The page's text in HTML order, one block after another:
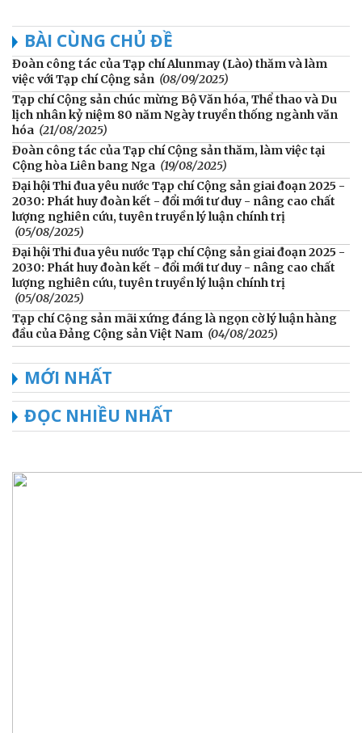
BÀI CÙNG CHỦ ĐỀ
Đoàn công tác của Tạp chí Alunmay (Lào) thăm và làm
việc với Tạp chí Cộng sản (08/09/2025)
Tạp chí Cộng sản chúc mừng Bộ Văn hóa, Thể thao và Du
lịch nhân kỷ niệm 80 năm Ngày truyền thống ngành văn
hóa (21/08/2025)
Đoàn công tác của Tạp chí Cộng sản thăm, làm việc tại
Cộng hòa Liên bang Nga (19/08/2025)
Đại hội Thi đua yêu nước Tạp chí Cộng sản giai đoạn 2025 -
2030: Phát huy đoàn kết - đổi mới tư duy - nâng cao chất
lượng nghiên cứu, tuyên truyền lý luận chính trị
(05/08/2025)
Đại hội Thi đua yêu nước Tạp chí Cộng sản giai đoạn 2025 -
2030: Phát huy đoàn kết - đổi mới tư duy - nâng cao chất
lượng nghiên cứu, tuyên truyền lý luận chính trị
(05/08/2025)
Tạp chí Cộng sản mãi xứng đáng là ngọn cờ lý luận hàng
đầu của Đảng Cộng sản Việt Nam (04/08/2025)
MỚI NHẤT
ĐỌC NHIỀU NHẤT